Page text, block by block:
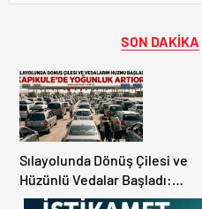
SON DAKİKA
Sılayolunda Dönüş Çilesi ve
Hüzünlü Vedalar Başladı:
Kapıkule’de Yoğunluk